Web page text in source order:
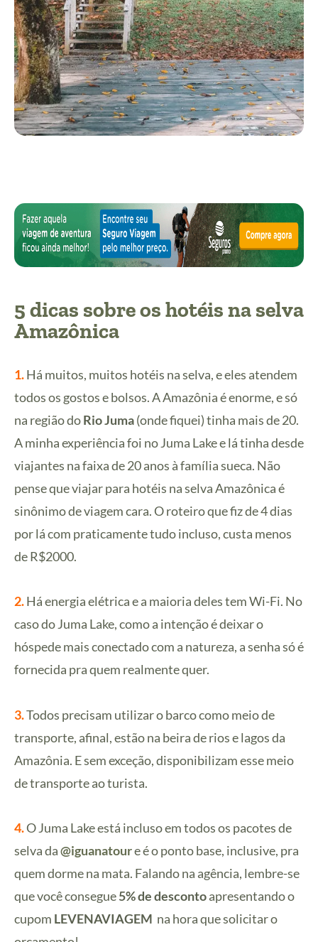
5 dicas sobre os hotéis na selva
Amazônica
1.Há muitos, muitos hotéis na selva, e eles atendem
todos os gostos e bolsos. A Amazônia é enorme, e só
na região doRio Juma(onde fiquei) tinha mais de 20.
A minha experiência foi no Juma Lake e lá tinha desde
viajantes na faixa de 20 anos à família sueca. Não
pense que viajar para hotéis na selva Amazônica é
sinônimo de viagem cara. O roteiro que fiz de 4 dias
por lá com praticamente tudo incluso, custa menos
de R$2000.
2.Há energia elétrica e a maioria deles tem Wi-Fi. No
caso do Juma Lake, como a intenção é deixar o
hóspede mais conectado com a natureza, a senha só é
fornecida pra quem realmente quer.
3.Todos precisam utilizar o barco como meio de
transporte, afinal, estão na beira de rios e lagos da
Amazônia. E sem exceção, disponibilizam esse meio
de transporte ao turista.
4.O Juma Lake está incluso em todos os pacotes de
selva da@iguanatoure é o ponto base, inclusive, pra
quem dorme na mata. Falando na agência, lembre-se
que você consegue5% de descontoapresentando o
cupom LEVENAVIAGEM na hora que solicitar o